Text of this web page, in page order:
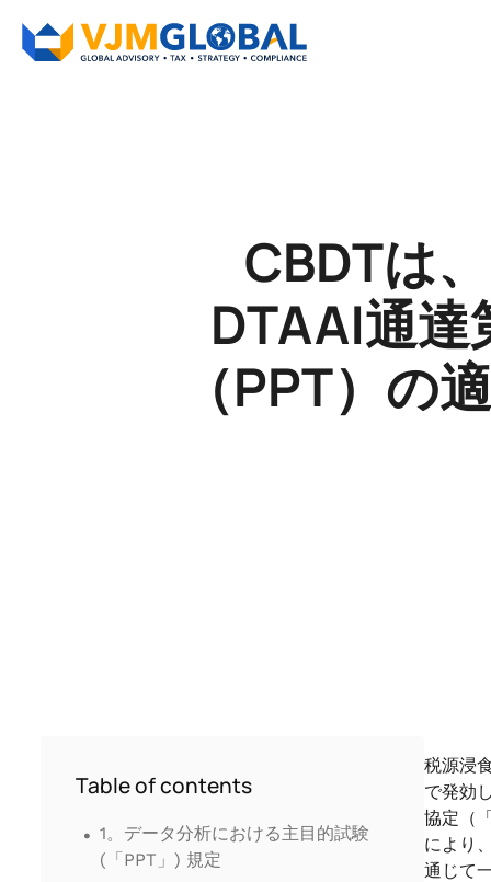
CBDTは
DTAA|通
（PPT）の
Table of contents
. 1。データ分析における主目的試験
(「PPT」) 規定
税源浸
で発効
協定（
により
通じて